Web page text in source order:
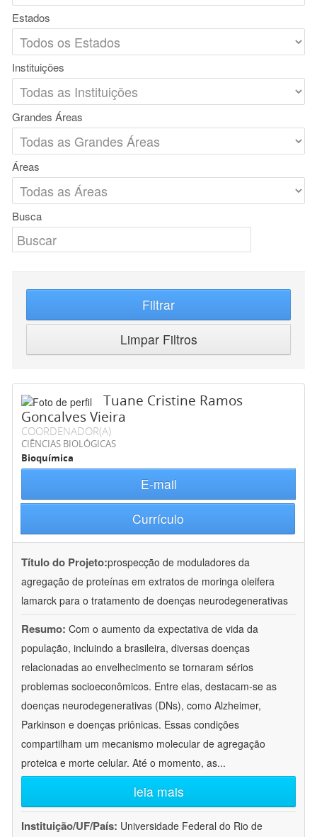
Estados
Instituições
Grandes Áreas
Áreas
Busca
Filtrar
Limpar Filtros
Tuane Cristine Ramos
Goncalves Vieira
COORDENADOR(A)
CIÊNCIAS BIOLÓGICAS
Bioquímica
E-mail
Currículo
Título do Projeto:prospecção de moduladores da
agregação de proteínas em extratos de moringa oleifera
lamarck para o tratamento de doenças neurodegenerativas
Resumo: Com o aumento da expectativa de vida da
população, incluindo a brasileira, diversas doenças
relacionadas ao envelhecimento se tornaram sérios
problemas socioeconômicos. Entre elas, destacam-se as
doenças neurodegenerativas (DNs), como Alzheimer,
Parkinson e doenças priônicas. Essas condições
compartilham um mecanismo molecular de agregação
proteica e morte celular. Até o momento, as...
leia mais
Instituição/UF/País: Universidade Federal do Rio de